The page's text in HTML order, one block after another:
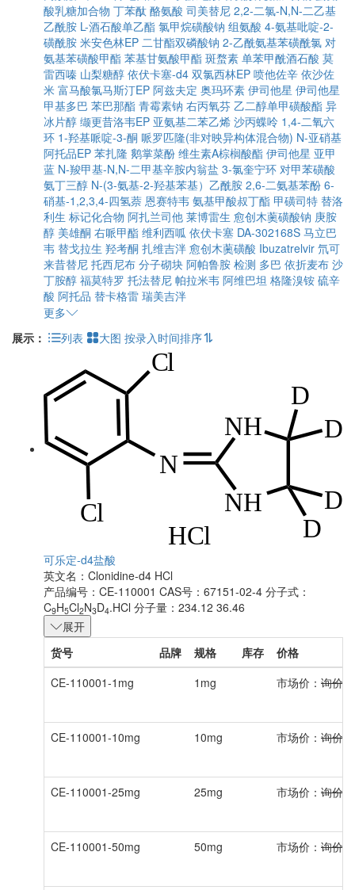
酸乳糖加合物 丁苯酞 酪氨酸 司美替尼 2,2-二氯-N,N-二乙基
乙酰胺 L-酒石酸单乙酯 氯甲烷磺酸钠 组氨酸 4-氨基吡啶-2-
磺酰胺 米安色林EP 二甘酯双磷酸钠 2-乙酰氨基苯磺酰氯 对
氨基苯磺酸甲酯 苯基甘氨酸甲酯 斑蝥素 单苯甲酰酒石酸 莫
雷西嗪 山梨糖醇 依伏卡塞-d4 双氯西林EP 喷他佐辛 依沙佐
米 富马酸氯马斯汀EP 阿兹夫定 奥玛环素 伊司他星 伊司他星
甲基多巴 苯巴那酯 青霉素钠 右丙氧芬 乙二醇单甲磺酸酯 异
冰片醇 缬更昔洛韦EP 亚氨基二苯乙烯 沙丙蝶呤 1,4-二氧六
环 1-羟基哌啶-3-酮 哌罗匹隆(非对映异构体混合物) N-亚硝基
阿托品EP 苯扎隆 鹅掌菜酚 维生素A棕榈酸酯 伊司他星 亚甲
蓝 N-羧甲基-N,N-二甲基辛胺内翁盐 3-氯奎宁环 对甲苯磺酸
氨丁三醇 N-(3-氨基-2-羟基苯基）乙酰胺 2,6-二氨基苯酚 6-
硝基-1,2,3,4-四氢萘 恩赛特韦 氨基甲酸叔丁酯 甲磺司特 替洛
利生 标记化合物 阿扎兰司他 莱博雷生 愈创木薁磺酸钠 庚胺
醇 美雄酮 右哌甲酯 维利西呱 依伏卡塞 DA-302168S 马立巴
韦 替戈拉生 羟考酮 扎维吉泮 愈创木薁磺酸 Ibuzatrelvir 氘可
来昔替尼 托西尼布 分子砌块 阿帕鲁胺 检测 多巴 依折麦布 沙
丁胺醇 福莫特罗 托法替尼 帕拉米韦 阿维巴坦 格隆溴铵 硫辛
酸 阿托品 替卡格雷 瑞美吉泮
更多
展示：
列表 大图 按录入时间排序
可乐定-d4盐酸
英文名： Clonidine-d4 HCl
产品编号：CE-110001 CAS号：67151-02-4 分子式：
C9H5Cl2N3D4.HCl 分子量：234.12 36.46
展开
货号
品牌 规格 库存
价格
CE-110001-1mg
1mg 市场价： 询价
CE-110001-10mg 10mg 市场价： 询价
CE-110001-25mg 25mg 市场价： 询价
CE-110001-50mg 50mg 市场价： 询价